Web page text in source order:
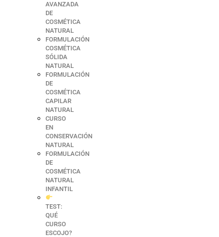
AVANZADA
DE
COSMÉTICA
NATURAL
FORMULACIÓN
COSMÉTICA
SÓLIDA
NATURAL
FORMULACIÓN
DE
COSMÉTICA
CAPILAR
NATURAL
CURSO
EN
CONSERVACIÓN
NATURAL
FORMULACIÓN
DE
COSMÉTICA
NATURAL
INFANTIL
TEST:
QUÉ
CURSO
ESCOJO?